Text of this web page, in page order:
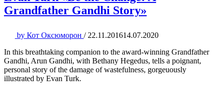
Grandfather Gandhi Story»
by Кот Оксюморон / 22.11.201614.07.2020
In this breathtaking companion to the award-winning Grandfather
Gandhi, Arun Gandhi, with Bethany Hegedus, tells a poignant,
personal story of the damage of wastefulness, gorgeuously
illustrated by Evan Turk.